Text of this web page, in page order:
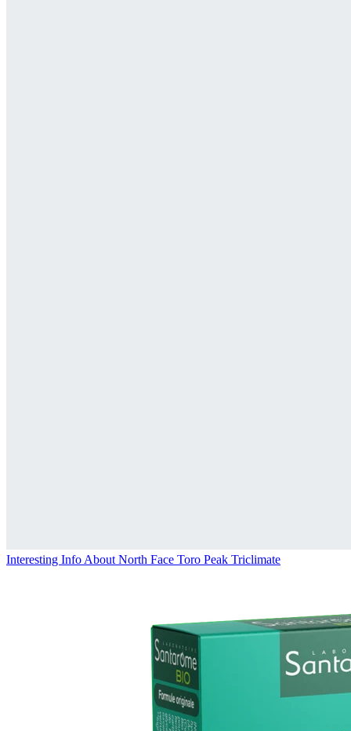
Interesting Info About North Face Toro Peak Triclimate